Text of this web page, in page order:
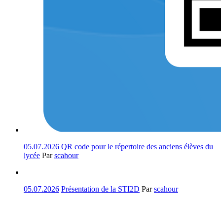
05.07.2026 QR code pour le répertoire des anciens élèves du
lycée Parscahour
05.07.2026 Présentation de la STI2D Parscahour